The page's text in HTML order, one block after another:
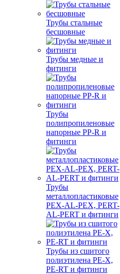
Трубы стальные
бесшовные
Трубы медные и
фитинги
Трубы
полипропиленовые
напорные PP-R и
фитинги
Трубы
металлопластиковые
PEX-AL-PEX, PERT-
AL-PERT и фитинги
Трубы из сшитого
полиэтилена PE-X,
PE-RT и фитинги